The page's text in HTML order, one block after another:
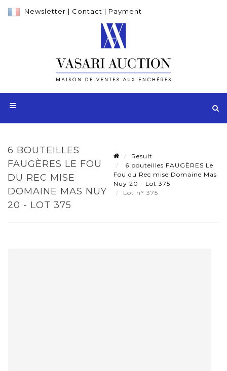
Newsletter | Contact | Payment
6 BOUTEILLES
FAUGÈRES LE FOU
DU REC MISE
DOMAINE MAS NUY
20 - LOT 375
Result
6 bouteilles FAUGÈRES Le
Fou du Rec mise Domaine Mas
Nuy 20 - Lot 375
Lot n° 375